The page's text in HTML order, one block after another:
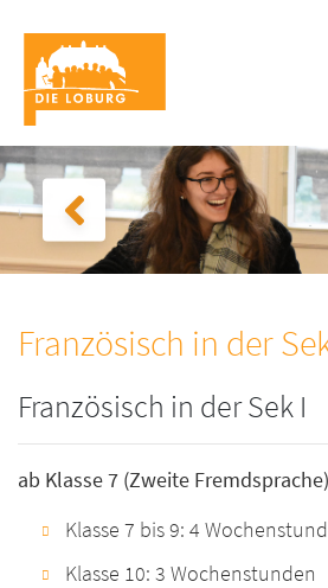
Französisch in der
Französisch in der Sek I
ab Klasse 7 (Zweite Fremdsprache)
Klasse 7 bis 9: 4
Klasse 10: 3 Wochenstunden